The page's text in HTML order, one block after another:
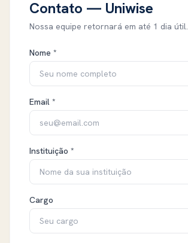
Contato — Uniwise
Nossa equipe retornará em até 1 dia útil.
Nome *
Email *
Instituição *
Cargo